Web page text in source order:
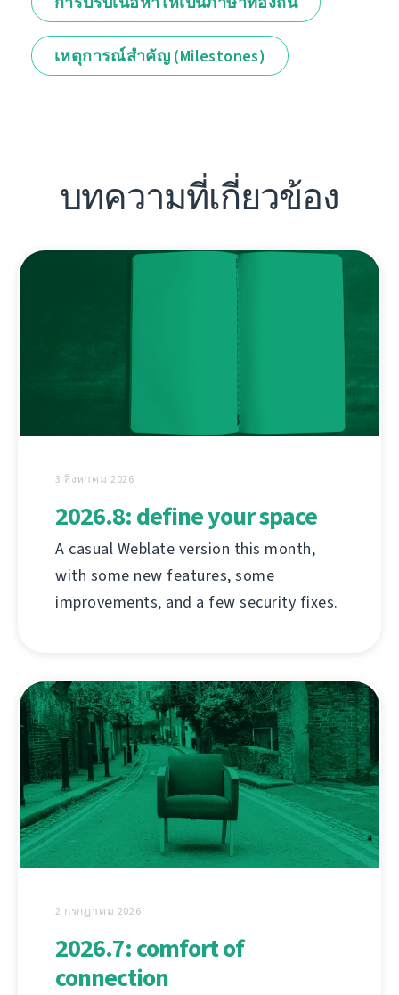
เหตุการณ์สำคัญ (Milestones)
บทความที่เกี่ยวข้อง
3 สิงหาคม 2026
2026.8: define your space
A casual Weblate version this month,
with some new features, some
improvements, and a few security fixes.
2 กรกฎาคม 2026
2026.7: comfort of
connection